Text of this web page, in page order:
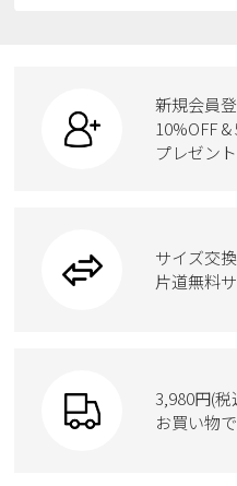
カジュアルシューズ
ワークシューズ
ウェア
moz
ローファー
ブーツ
Parade
スクール
new balance
ボディバッグ
ハンドバッグ
トートバッグ
ケア用品
新規会員
10%OFF
プレゼント
サイズ交換
片道無料
3,980円(税
お買い物